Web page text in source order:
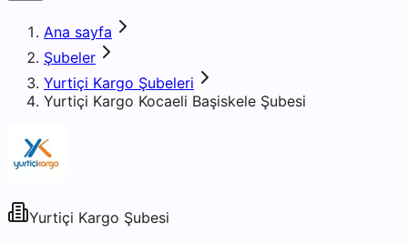
Ana sayfa
Şubeler
Yurtiçi Kargo Şubeleri
Yurtiçi Kargo Kocaeli Başiskele Şubesi
Yurtiçi Kargo Şubesi